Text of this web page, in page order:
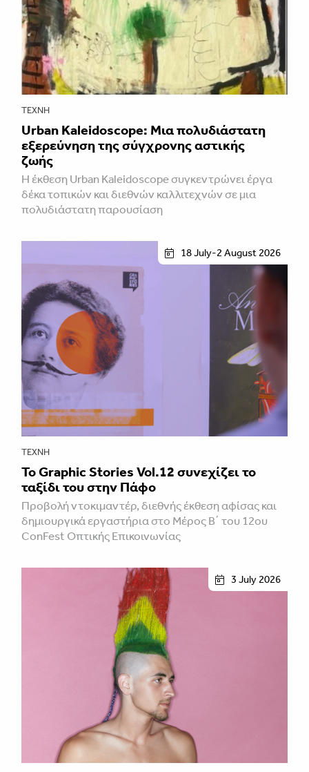
ΤΈΧΝΗ
Urban Kaleidoscope: Μια πολυδιάστατη
εξερεύνηση της σύγχρονης αστικής
ζωής
Η έκθεση Urban Kaleidoscope συγκεντρώνει έργα
δέκα τοπικών και διεθνών καλλιτεχνών σε μια
πολυδιάστατη παρουσίαση
18 July-2 August 2026
ΤΈΧΝΗ
Το Graphic Stories Vol.12 συνεχίζει το
ταξίδι του στην Πάφο
Προβολή ντοκιμαντέρ, διεθνής έκθεση αφίσας και
δημιουργικά εργαστήρια στο Μέρος Β΄ του 12ου
ConFest Οπτικής Επικοινωνίας
3 July 2026